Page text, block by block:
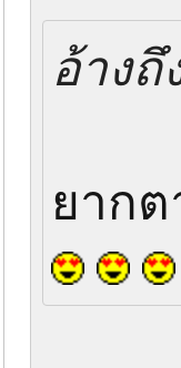
อ้างถึ
ยาก